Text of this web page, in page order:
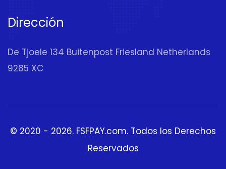
Dirección
De Tjoele 134 Buitenpost Friesland Netherlands
9285 XC
© 2020 - 2026. FSFPAY.com. Todos los Derechos
Reservados